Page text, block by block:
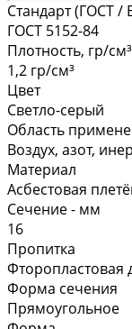
Стандарт (ГОСТ /
ГОСТ 5152-84
Плотность, гр/см³
1,2 гр/см³
Цвет
Светло-серый
Область
Воздух, азот,
Материал
Асбестовая
Сечение - мм
16
Пропитка
Фторопластовая
Форма сечения
Прямоугольное